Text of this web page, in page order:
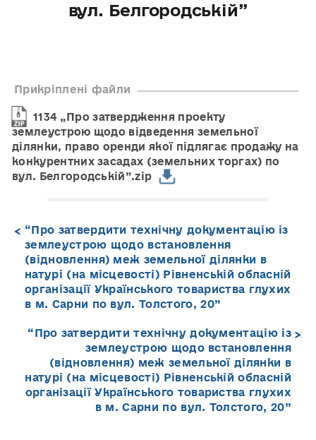
вул. Белгородській”
Прикріплені файли
1134 „Про затвердження проекту
землеустрою щодо відведення земельної
ділянки, право оренди якої підлягає продажу на
конкурентних засадах (земельних торгах) по
вул. Белгородській”.zip
“Про затвердити технічну документацію із
землеустрою щодо встановлення
(відновлення) меж земельної ділянки в
натурі (на місцевості) Рівненській обласній
організації Українського товариства глухих
в м. Сарни по вул. Толстого, 20”
“Про затвердити технічну документацію із
землеустрою щодо встановлення
(відновлення) меж земельної ділянки в
натурі (на місцевості) Рівненській обласній
організації Українського товариства глухих
в м. Сарни по вул. Толстого, 20”